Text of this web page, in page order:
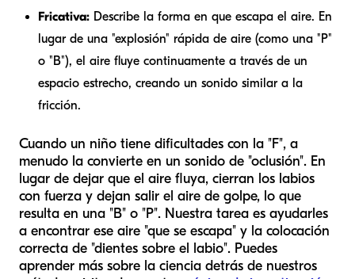
Fricativa: Describe la forma en que escapa el aire. En
lugar de una "explosión" rápida de aire (como una "P"
o "B"), el aire fluye continuamente a través de un
espacio estrecho, creando un sonido similar a la
fricción.
Cuando un niño tiene dificultades con la "F", a
menudo la convierte en un sonido de "oclusión". En
lugar de dejar que el aire fluya, cierran los labios
con fuerza y dejan salir el aire de golpe, lo que
resulta en una "B" o "P". Nuestra tarea es ayudarles
a encontrar ese aire "que se escapa" y la colocación
correcta de "dientes sobre el labio". Puedes
aprender más sobre la ciencia detrás de nuestros